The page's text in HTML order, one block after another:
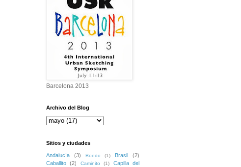
Barcelona 2013
Archivo del Blog
Sitios y ciudades
Andalucía (3) Boedo (1) Brasil
(2)
Caballito
(2) Caminito (1)
Capilla del